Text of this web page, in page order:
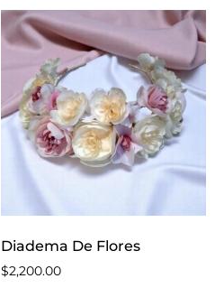
Diadema De Flores
$2,200.00